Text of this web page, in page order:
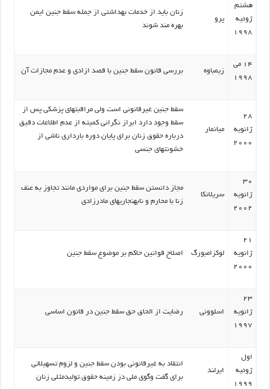
هشتم
ژوئیه
1998
پرو
زنان باید از خدمات بهداشتی از جمله سقط جنین ایمن
بهره مند شوند
14 می
1998
زیمباوه بررسی قانون سقط جنین با قصد ازادی و عدم مجازات آن
28
ژانویه
2000
میانمار
سقط جنین غیرقانونی است ولی مراقبتهای پزشکی پس از
سقط وجود دارد ابراز نگرانی کمیته از عدم اطلاعات دقیق
درباره حقوق زنان برای پایان دوره بارداری ناشی از
خشونتهای جنسی
30
ژانویه
2002
سریلانکا
مجاز دانستن سقط جنین برای مواردی مانند تجاوز به عنف
زنا با محارم و نابهنجاریهای مادرزادی
21
ژانویه
2000
لوکزامبورگ اصلاح قوانین حاکم بر موضوع سقط جنین
23
ژانویه
1997
اسلوونی رضایت از الحاق حق سقط جنین در قانون اساسی
اول
ژوئیه
1999
ایرلند
انتقاد به غیرقانونی بودن سقط جنین و لزوم تسهیلاتی
برای گفت وگوی ملی دز زمینه حقوق تولیدمثلی زنان